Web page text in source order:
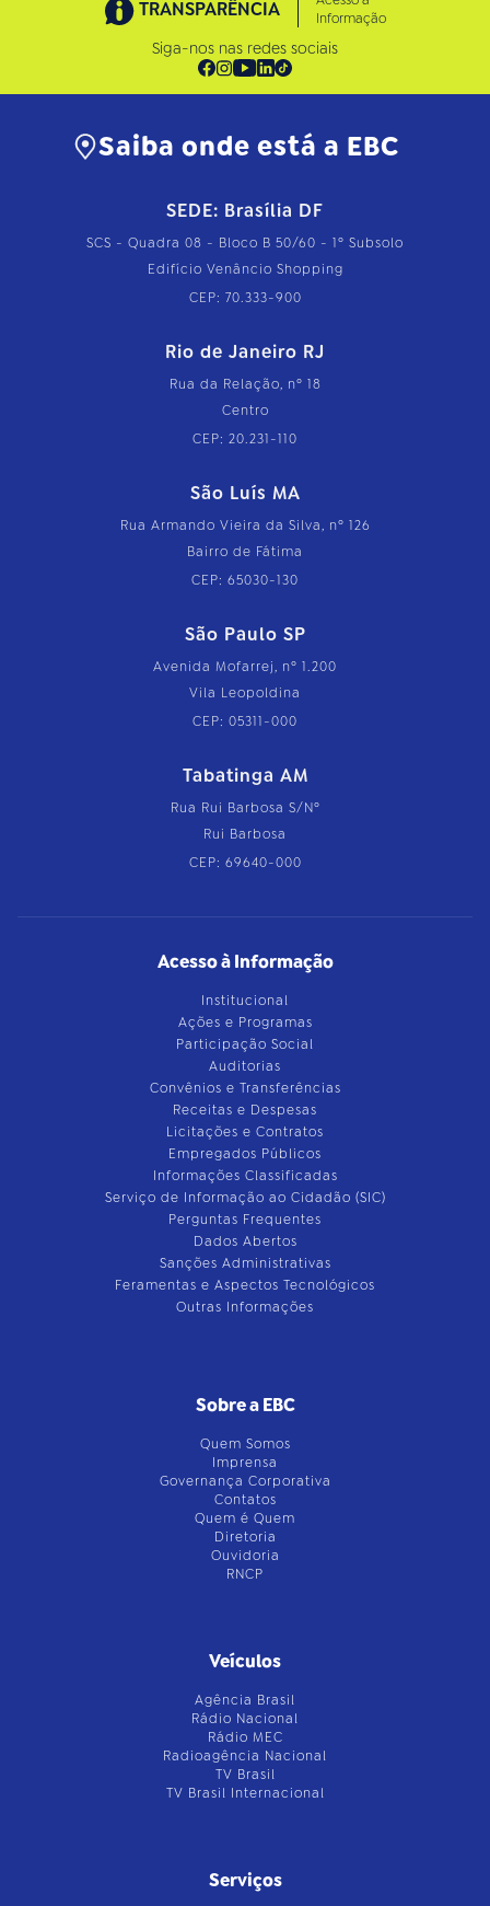
TRANSPARÊNCIA
Informação
Siga-nos nas redes sociais
Saiba onde está a EBC
SEDE: Brasília DF
SCS - Quadra 08 - Bloco B 50/60 - 1º Subsolo
Edifício Venâncio Shopping
CEP: 70.333-900
Rio de Janeiro RJ
Rua da Relação, nº 18
Centro
CEP: 20.231-110
São Luís MA
Rua Armando Vieira da Silva, nº 126
Bairro de Fátima
CEP: 65030-130
São Paulo SP
Avenida Mofarrej, nº 1.200
Vila Leopoldina
CEP: 05311-000
Tabatinga AM
Rua Rui Barbosa S/Nº
Rui Barbosa
CEP: 69640-000
Acesso à Informação
Institucional
Ações e Programas
Participação Social
Auditorias
Convênios e Transferências
Receitas e Despesas
Licitações e Contratos
Empregados Públicos
Informações Classificadas
Serviço de Informação ao Cidadão (SIC)
Perguntas Frequentes
Dados Abertos
Sanções Administrativas
Feramentas e Aspectos Tecnológicos
Outras Informações
Sobre a EBC
Quem Somos
Imprensa
Governança Corporativa
Contatos
Quem é Quem
Diretoria
Ouvidoria
RNCP
Veículos
Agência Brasil
Rádio Nacional
Rádio MEC
Radioagência Nacional
TV Brasil
TV Brasil Internacional
Serviços